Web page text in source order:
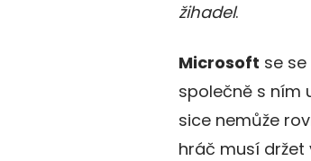
žihadel.
Microsoft se
společně s ním
sice nemůže
hráč musí držet